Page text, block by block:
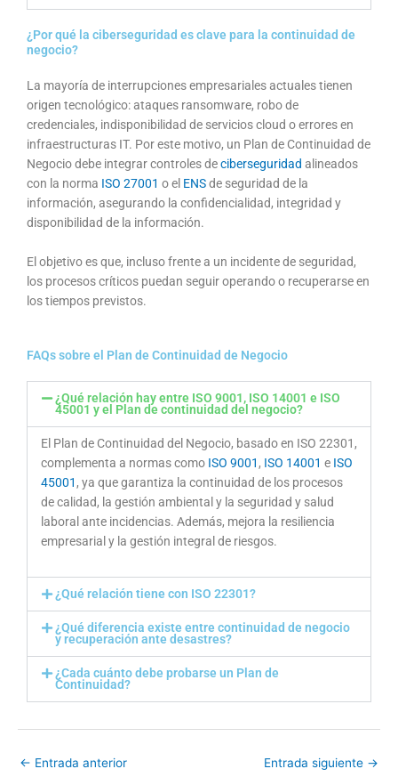
¿Por qué la ciberseguridad es clave para la continuidad de
negocio?
La mayoría de interrupciones empresariales actuales tienen
origen tecnológico: ataques ransomware, robo de
credenciales, indisponibilidad de servicios cloud o errores en
infraestructuras IT. Por este motivo, un Plan de Continuidad de
Negocio debe integrar controles deciberseguridad alineados
con la norma ISO 27001 o el ENSde seguridad de la
información, asegurando la confidencialidad, integridad y
disponibilidad de la información.
El objetivo es que, incluso frente a un incidente de seguridad,
los procesos críticos puedan seguir operando o recuperarse en
los tiempos previstos.
FAQs sobre el Plan de Continuidad de Negocio
¿Qué relación hay entre ISO 9001, ISO 14001 e ISO
45001 y el Plan de continuidad del negocio?
El Plan de Continuidad del Negocio, basado en ISO 22301,
complementa a normas como ISO 9001 , ISO 14001 e ISO
45001 , ya que garantiza la continuidad de los procesos
de calidad, la gestión ambiental y la seguridad y salud
laboral ante incidencias. Además, mejora la resiliencia
empresarial y la gestión integral de riesgos.
¿Qué relación tiene con ISO 22301?
¿Qué diferencia existe entre continuidad de negocio
y recuperación ante desastres?
¿Cada cuánto debe probarse un Plan de
Continuidad?
← Entrada anterior Entrada siguiente →